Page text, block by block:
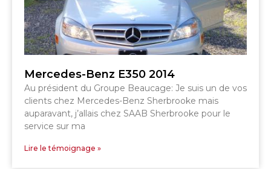
Mercedes-Benz E350 2014
Au président du Groupe Beaucage: Je suis un de vos
clients chez Mercedes-Benz Sherbrooke mais
auparavant, j’allais chez SAAB Sherbrooke pour le
service sur ma
Lire le témoignage »
TÉLÉPHONEZ
SHERBROOKE SHERBROOKE